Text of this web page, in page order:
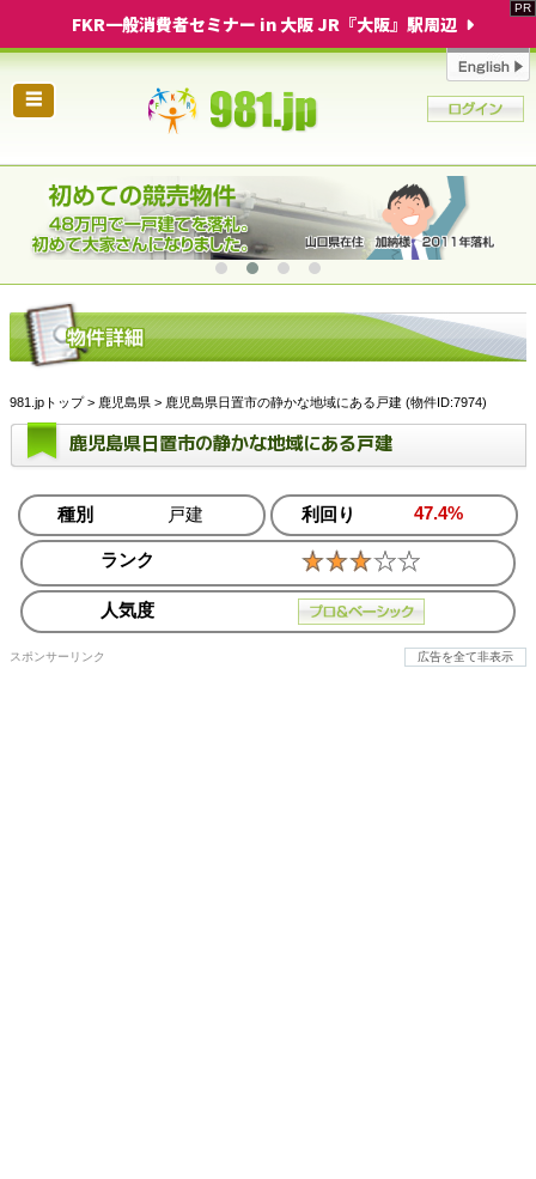
FKR一般消費者セミナー in 大阪 JR『大阪』駅周辺
☰
981.jpトップ> 鹿児島県 > 鹿児島県日置市の静かな地域にある戸建 (物件ID:7974)
鹿児島県日置市の静かな地域にある戸建
種別 戸建 利回り 47.4%
ランク
人気度
スポンサーリンク 広告を全て非表示